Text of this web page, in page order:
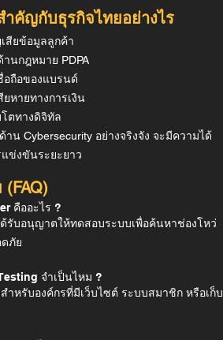
ำคัญกับธุรกิจไทยอย่างไร
สียข้อมูลลูกค้า
านกฎหมาย PDPA
อถือของแบรนด์
หายทางการเงิน
โตทางดิจิทัล
าน Cybersecurity อย่างจริงจัง จะมีความได้
แข่งขันระยะยาว
คืออะไร ?
รับอนุญาตให้ทดสอบระบบเพื่อค้นหาช่องโหว่
ภัย
จำเป็นไหม ?
สำหรับองค์กรที่มีเว็บไซต์ ระบบสมาชิก หรือเก็บ